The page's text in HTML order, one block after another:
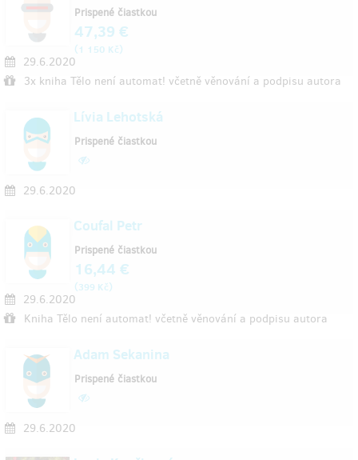
29.6.2020
3x kniha Tělo není automat! včetně věnování a podpisu autora
Prispené čiastkou
47,39 €
(1 150 Kč)
Lívia Lehotská
29.6.2020
Prispené čiastkou
Coufal Petr
29.6.2020
Kniha Tělo není automat! včetně věnování a podpisu autora
Prispené čiastkou
16,44 €
(399 Kč)
Adam Sekanina
29.6.2020
Prispené čiastkou